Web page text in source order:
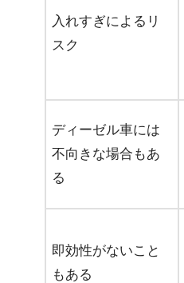
入れすぎによるリ
スク
ディーゼル車には
不向きな場合もあ
る
即効性がないこと
もある